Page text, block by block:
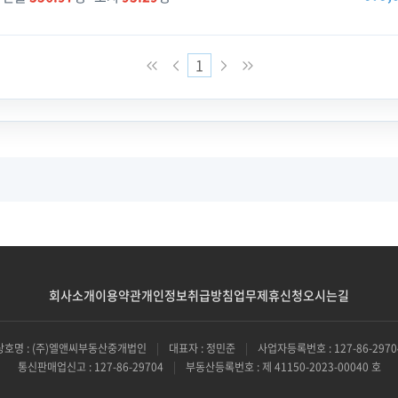
1
회사소개이용약관개인정보취급방침업무제휴신청오시는길
호명 : (주)엘앤씨부동산중개법인 | 대표자 : 정민준 |
사업자등록번호 : 127-86-
통신판매업신고 : 127-86-29704
| 부동산등록번호 : 제 41150-2023-00040 호